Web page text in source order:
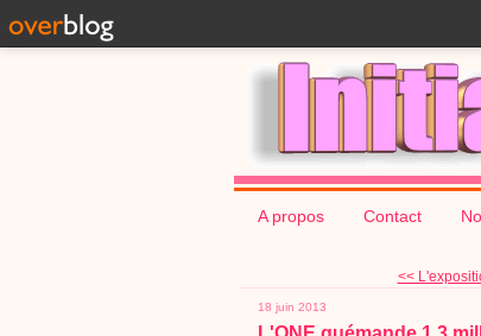
A propos Contact
<<
18 juin 2013